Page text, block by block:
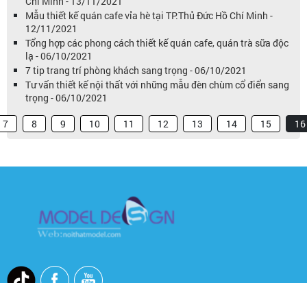
Mẫu thiết kế quán cafe vỉa hè tại TP.Thủ Đức Hồ Chí Minh -
12/11/2021
Tổng hợp các phong cách thiết kế quán cafe, quán trà sữa độc
lạ - 06/10/2021
7 tip trang trí phòng khách sang trọng - 06/10/2021
Tư vấn thiết kế nội thất với những mẫu đèn chùm cổ điển sang
trọng - 06/10/2021
7 8 9 10 11 12 13 14 15 16